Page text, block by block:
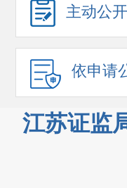
主动公开
依申请
江苏证监